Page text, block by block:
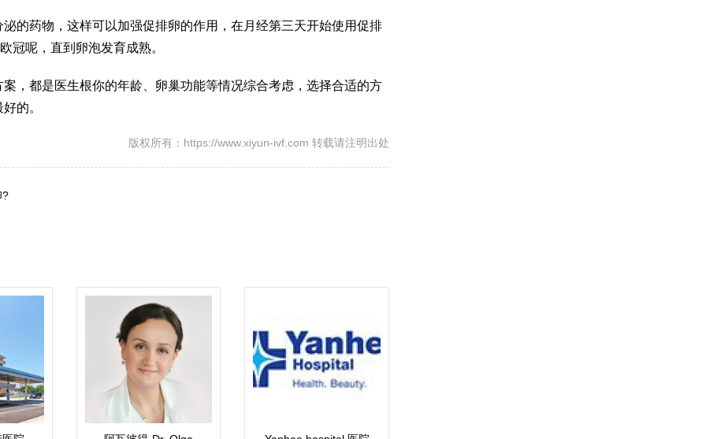
的药物，这样可以加强促排卵的作用，在月经第三天开始使用促排
冠呢，直到卵泡发育成熟。
，都是医生根你的年龄、卵巢功能等情况综合考虑，选择合适的方
的。
版权所有：https://www.xiyun-ivf.com 转载请注明出处
?